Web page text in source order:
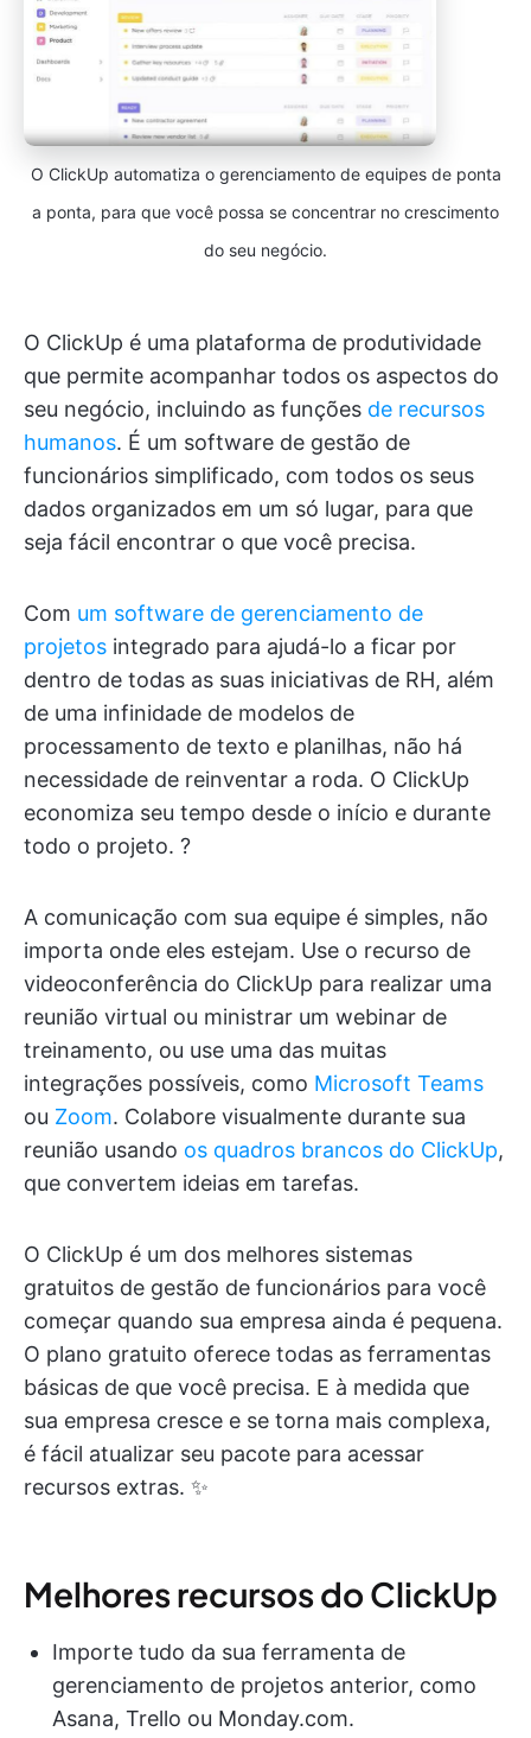
O ClickUp automatiza o gerenciamento de equipes de ponta
a ponta, para que você possa se concentrar no crescimento
do seu negócio.
O ClickUp é uma plataforma de produtividade
que permite acompanhar todos os aspectos do
seu negócio, incluindo as funções de recursos
humanos. É um software de gestão de
funcionários simplificado, com todos os seus
dados organizados em um só lugar, para que
seja fácil encontrar o que você precisa.
Com um software de gerenciamento de
projetos integrado para ajudá-lo a ficar por
dentro de todas as suas iniciativas de RH, além
de uma infinidade de modelos de
processamento de texto e planilhas, não há
necessidade de reinventar a roda. O ClickUp
economiza seu tempo desde o início e durante
todo o projeto. ?
A comunicação com sua equipe é simples, não
importa onde eles estejam. Use o recurso de
videoconferência do ClickUp para realizar uma
reunião virtual ou ministrar um webinar de
treinamento, ou use uma das muitas
integrações possíveis, como Microsoft Teams
ou Zoom. Colabore visualmente durante sua
reunião usando os quadros brancos do ClickUp,
que convertem ideias em tarefas.
O ClickUp é um dos melhores sistemas
gratuitos de gestão de funcionários para você
começar quando sua empresa ainda é pequena.
O plano gratuito oferece todas as ferramentas
básicas de que você precisa. E à medida que
sua empresa cresce e se torna mais complexa,
é fácil atualizar seu pacote para acessar
recursos extras. ✨
Melhores recursos do ClickUp
Importe tudo da sua ferramenta de
gerenciamento de projetos anterior, como
Asana, Trello ou Monday.com.